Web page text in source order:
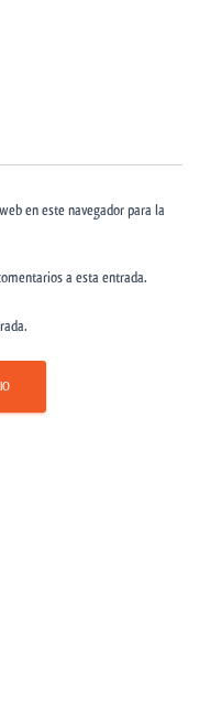
en este navegador para la
a esta entrada.